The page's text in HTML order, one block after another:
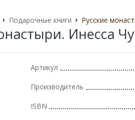
Подарочные книги Русские
Инесса
Артикул
Производитель
ISBN